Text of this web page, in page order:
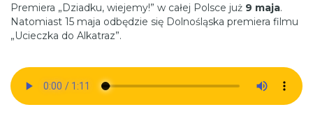
Premiera „Dziadku, wiejemy!” w całej Polsce już 9 maja.
Natomiast 15 maja odbędzie się Dolnośląska premiera filmu
„Ucieczka do Alkatraz”.